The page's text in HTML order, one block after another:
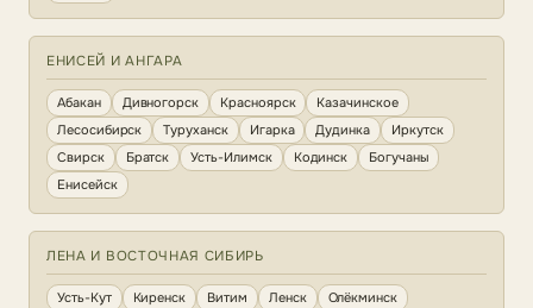
ЕНИСЕЙ И АНГАРА
Абакан Дивногорск Красноярск
Казачинское
Лесосибирск
Туруханск Игарка Дудинка
Иркутск
Свирск
Братск Усть-Илимск Кодинск
Богучаны
Енисейск
ЛЕНА И ВОСТОЧНАЯ СИБИРЬ
Усть-Кут Киренск Витим Ленск
Олёкминск